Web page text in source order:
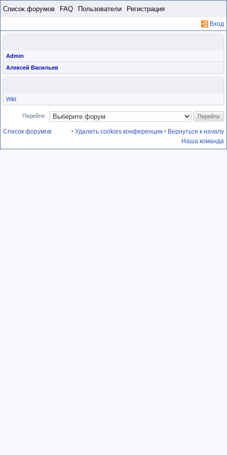
Список форумов FAQ Пользователи Регистрация
Вход
Admin
Алексей Васильев
Wild
Перейти:
Список форумов • Вернуться к началу
• Удалить cookies конференции
Наша команда